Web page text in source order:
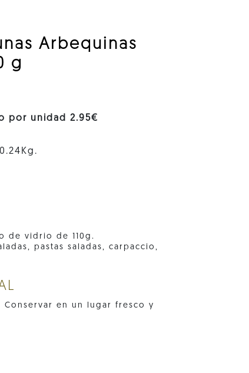
Arbequinas
g
por unidad 2.95€
de vidrio de 110g.
pastas saladas, carpaccio,
Conservar en un lugar fresco y